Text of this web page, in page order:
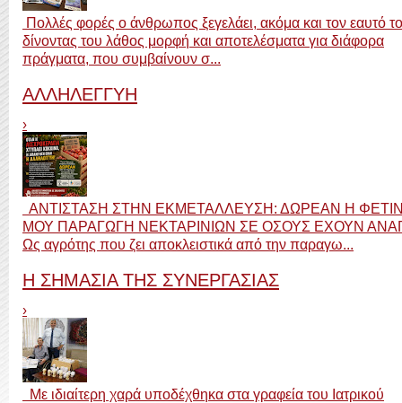
Πολλές φορές ο άνθρωπος ξεγελάει, ακόμα και τον εαυτό
δίνοντας του λάθος μορφή και αποτελέσματα για διάφορα
πράγματα, που συμβαίνουν σ...
ΑΛΛΗΛΕΓΓΥΗ
›
ΑΝΤΙΣΤΑΣΗ ΣΤΗΝ ΕΚΜΕΤΑΛΛΕΥΣΗ: ΔΩΡΕΑΝ Η
ΜΟΥ ΠΑΡΑΓΩΓΗ ΝΕΚΤΑΡΙΝΙΩΝ ΣΕ ΟΣΟΥΣ ΕΧΟΥΝ
Ως αγρότης που ζει αποκλειστικά από την παραγω...
Η ΣΗΜΑΣΙΑ ΤΗΣ ΣΥΝΕΡΓΑΣΙΑΣ
›
Με ιδιαίτερη χαρά υποδέχθηκα στα γραφεία του Ιατρικού